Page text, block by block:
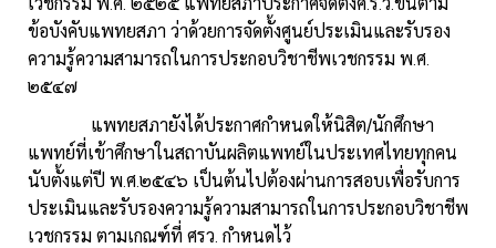
ข้อบังคับแพทยสภา ว่าด้วยการจัดตั้งศูนย์ประเมินและรับรอง
ความรู้ความสามารถในการประกอบวิชาชีพเวชกรรม พ.ศ.
๒๕๔๗
แพทยสภายังได้ประกาศกำหนดให้นิสิต/นักศึกษา
แพทย์ที่เข้าศึกษาในสถาบันผลิตแพทย์ในประเทศไทยทุกคน
นับตั้งแต่ปี พ.ศ.๒๕๔๖ เป็นต้นไปต้องผ่านการสอบเพื่อรับการ
ประเมินและรับรองความรู้ความสามารถในการประกอบวิชาชีพ
เวชกรรม ตามเกณฑ์ที่ ศรว. กำหนดไว้